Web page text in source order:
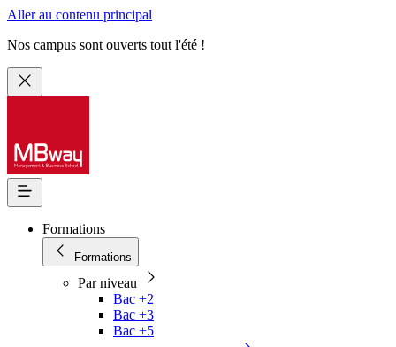
Aller au contenu principal
Nos campus sont ouverts tout l'été !
Formations
Formations
Par niveau
Bac +2
Bac +3
Bac +5